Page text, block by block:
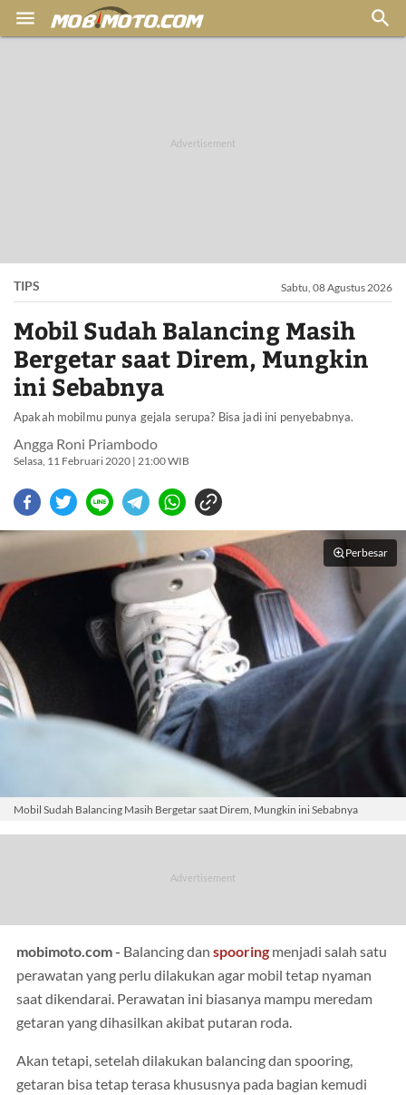
 
TIPS Sabtu, 08 Agustus 2026
Mobil Sudah Balancing Masih
Bergetar saat Direm, Mungkin
ini Sebabnya
Apakah mobilmu punya gejala serupa? Bisa jadi ini penyebabnya.
Angga Roni Priambodo
Selasa, 11 Februari 2020 | 21:00 WIB
Perbesar
Mobil Sudah Balancing Masih Bergetar saat Direm, Mungkin ini Sebabnya
mobimoto.com - Balancing dan spooring menjadi salah satu
perawatan yang perlu dilakukan agar mobil tetap nyaman
saat dikendarai. Perawatan ini biasanya mampu meredam
getaran yang dihasilkan akibat putaran roda.
Akan tetapi, setelah dilakukan balancing dan spooring,
getaran bisa tetap terasa khususnya pada bagian kemudi